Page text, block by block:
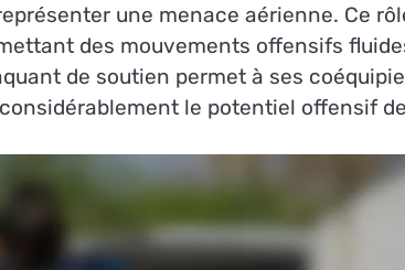
une menace aérienne. Ce
des mouvements offensifs
de soutien permet à ses
le potentiel offensif de